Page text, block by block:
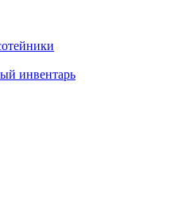
инвентарь